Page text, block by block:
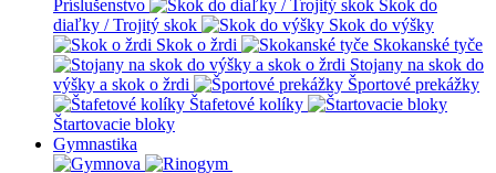
Príslušenstvo
Skok do
diaľky / Trojitý skok
Skok do výšky
Skok o žrdi
Skokanské tyče
Stojany na skok do
výšky a skok o žrdi
Športové prekážky
Štafetové kolíky
Štartovacie bloky
Gymnastika